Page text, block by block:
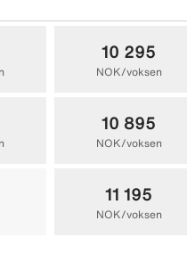
10 295
NOK/voksen
10 895
NOK/voksen
11 195
NOK/voksen